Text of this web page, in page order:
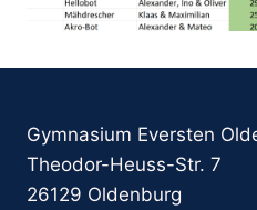
Gymnasium Eversten
Theodor-Heuss-Str. 7
26129 Oldenburg